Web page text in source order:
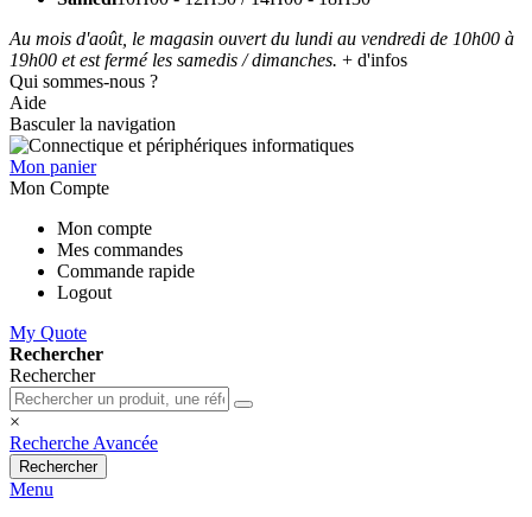
Au mois d'août, le magasin ouvert du lundi au vendredi de 10h00 à
19h00 et est fermé les samedis / dimanches. + d'infos
Qui sommes-nous ?
Aide
Basculer la navigation
Mon panier
Mon Compte
Mon compte
Mes commandes
Commande rapide
Logout
My Quote
Rechercher
Rechercher
×
Recherche Avancée
Rechercher
Menu